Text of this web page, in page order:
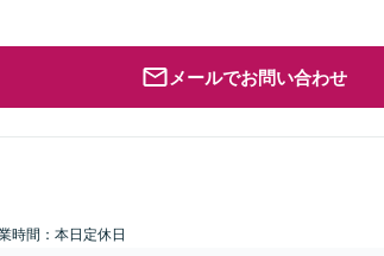
メールでお問い合わせ
時間：本日定休日